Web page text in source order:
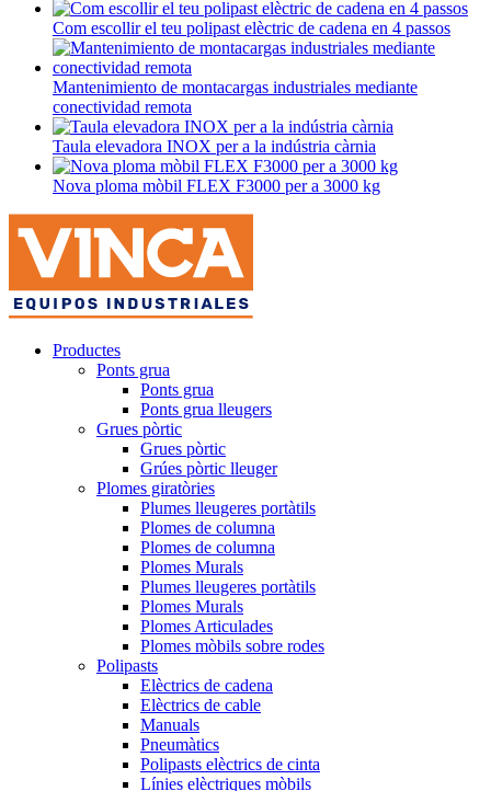
Com escollir el teu polipast elèctric de cadena en 4 passos
Mantenimiento de montacargas industriales mediante
conectividad remota
Taula elevadora INOX per a la indústria càrnia
Nova ploma mòbil FLEX F3000 per a 3000 kg
Productes
Ponts grua
Ponts grua
Ponts grua lleugers
Grues pòrtic
Grues pòrtic
Grúes pòrtic lleuger
Plomes giratòries
Plumes lleugeres portàtils
Plomes de columna
Plomes de columna
Plomes Murals
Plumes lleugeres portàtils
Plomes Murals
Plomes Articulades
Plomes mòbils sobre rodes
Polipasts
Elèctrics de cadena
Elèctrics de cable
Manuals
Pneumàtics
Polipasts elèctrics de cinta
Línies elèctriques mòbils